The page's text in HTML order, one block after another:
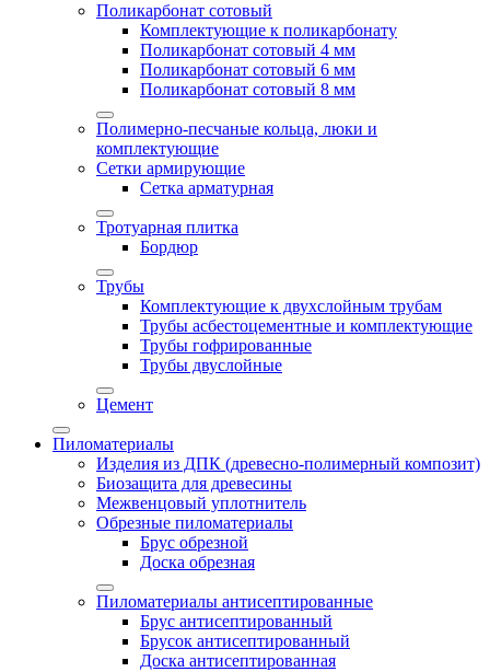
Поликарбонат сотовый
Комплектующие к поликарбонату
Поликарбонат сотовый 4 мм
Поликарбонат сотовый 6 мм
Поликарбонат сотовый 8 мм
Полимерно-песчаные кольца, люки и
комплектующие
Сетки армирующие
Сетка арматурная
Тротуарная плитка
Бордюр
Трубы
Комплектующие к двухслойным трубам
Трубы асбестоцементные и комплектующие
Трубы гофрированные
Трубы двуслойные
Цемент
Пиломатериалы
Изделия из ДПК (древесно-полимерный композит)
Биозащита для древесины
Межвенцовый уплотнитель
Обрезные пиломатериалы
Брус обрезной
Доска обрезная
Пиломатериалы антисептированные
Брус антисептированный
Брусок антисептированный
Доска антисептированная